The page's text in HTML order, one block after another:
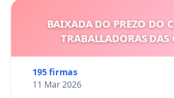
BAIXADA DO PREZO DO
TRABALLADORAS
195 firmas
11 Mar 2026